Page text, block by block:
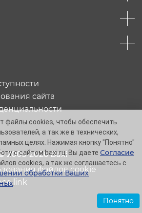
2005-2026 Baxi
сайта
файлов cookie
link
файлы cookies, чтобы обеспечить
а так же в технических,
целях. Нажимая кнопку "Понятно"
с сайтом baxi.ru, Вы даете Согласие
cookies, а так же соглашаетесь с
обработки Ваших
.
Понятно